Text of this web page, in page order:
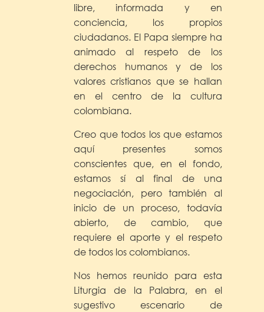
libre, informada y en
conciencia, los propios
ciudadanos. El Papa siempre ha
animado al respeto de los
derechos humanos y de los
valores cristianos que se hallan
en el centro de la cultura
colombiana.
Creo que todos los que estamos
aquí presentes somos
conscientes que, en el fondo,
estamos sí al final de una
negociación, pero también al
inicio de un proceso, todavía
abierto, de cambio, que
requiere el aporte y el respeto
de todos los colombianos.
Nos hemos reunido para esta
Liturgia de la Palabra, en el
sugestivo escenario de